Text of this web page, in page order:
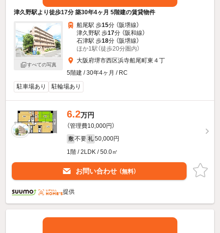
津久野駅より徒歩17分 築30年4ヶ月 5階建の賃貸物件
すべての写真
船尾駅 歩15分 （阪堺線）
津久野駅 歩17分 （阪和線）
石津駅 歩18分 （阪堺線）
ほか1駅（徒歩20分圏内）
大阪府堺市西区浜寺船尾町東４丁
5階建 / 30年4ヶ月 / RC
駐車場あり
駐輪場あり
6.2万円
（管理費10,000円）
敷 不要 礼 50,000円
1階 / 2LDK / 50.0㎡
お問い合わせ （無料）
提供